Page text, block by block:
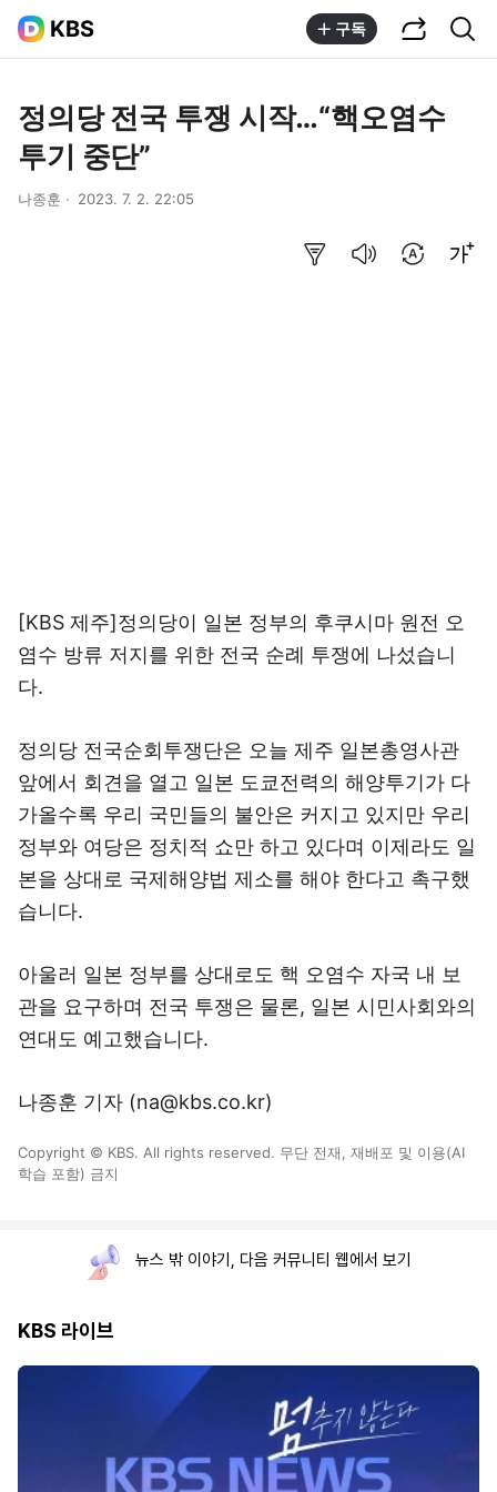
KBS 구독
정의당 전국 투쟁 시작…“핵오염수
투기 중단”
나종훈 2023. 7. 2. 22:05
[KBS 제주]정의당이 일본 정부의 후쿠시마 원전 오
염수 방류 저지를 위한 전국 순례 투쟁에 나섰습니
다.
정의당 전국순회투쟁단은 오늘 제주 일본총영사관
앞에서 회견을 열고 일본 도쿄전력의 해양투기가 다
가올수록 우리 국민들의 불안은 커지고 있지만 우리
정부와 여당은 정치적 쇼만 하고 있다며 이제라도 일
본을 상대로 국제해양법 제소를 해야 한다고 촉구했
습니다.
아울러 일본 정부를 상대로도 핵 오염수 자국 내 보
관을 요구하며 전국 투쟁은 물론, 일본 시민사회와의
연대도 예고했습니다.
나종훈 기자 (na@kbs.co.kr)
Copyright © KBS. All rights reserved. 무단 전재, 재배포 및 이용(AI
학습 포함) 금지
뉴스 밖 이야기, 다음 커뮤니티 웹에서 보기
KBS 라이브